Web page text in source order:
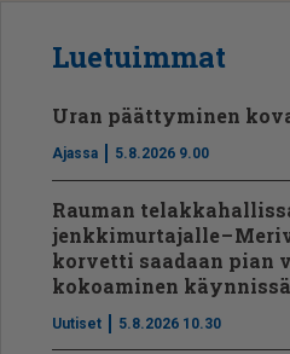
Luetuimmat
Uran päättyminen
Ajassa 5.8.2026 9.00
Rauman
jenkkimurtajalle –
korvetti saadaan pian
kokoaminen käynnissä
Uutiset 5.8.2026 10.30